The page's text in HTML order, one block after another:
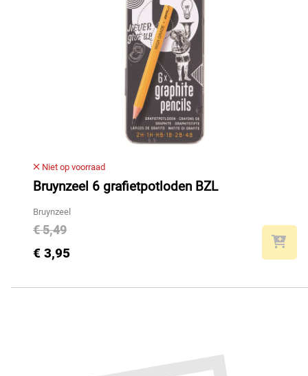
Niet op voorraad
Bruynzeel 6 grafietpotloden BZL
Bruynzeel
€ 5,49
€ 3,95